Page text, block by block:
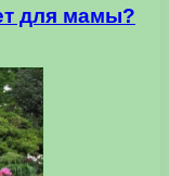
для мамы?